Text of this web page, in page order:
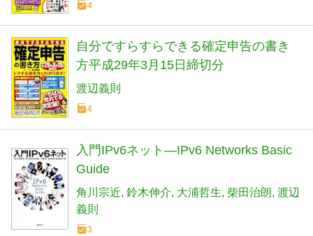
4
自分ですらすらできる確定申告の書き
方平成29年3月15日締切分
渡辺義則
4
入門IPv6ネット―IPv6 Networks Basic
Guide
角川宗近 鈴木伸介 大浦哲生 柴田治朗 渡辺
義則
3